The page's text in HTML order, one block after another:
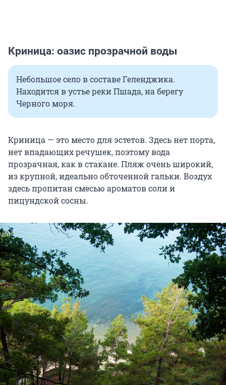
Криница: оазис прозрачной воды
Небольшое село в составе Геленджика.
Находится в устье реки Пшада, на берегу
Черного моря.
Криница — это место для эстетов. Здесь нет порта,
нет впадающих речушек, поэтому вода
прозрачная, как в стакане. Пляж очень широкий,
из крупной, идеально обточенной гальки. Воздух
здесь пропитан смесью ароматов соли и
пицундской сосны.